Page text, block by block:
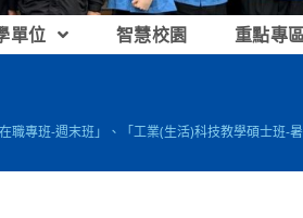
單位 智慧校園 重點專
職專班-週末班」、「工業(生活)科技教學碩士班-